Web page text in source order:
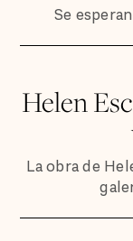
Se
Helen
La obra de